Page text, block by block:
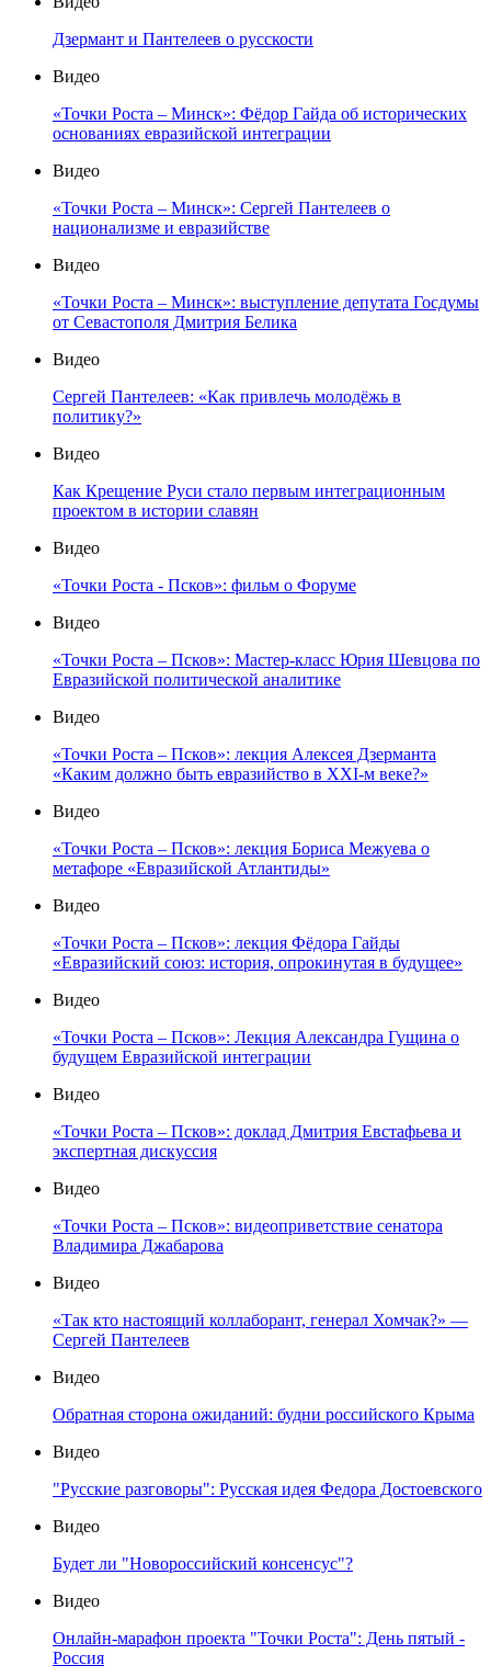
Дзермант и Пантелеев о русскости
Видео
«Точки Роста – Минск»: Фёдор Гайда об исторических
основаниях евразийской интеграции
Видео
«Точки Роста – Минск»: Сергей Пантелеев о
национализме и евразийстве
Видео
«Точки Роста – Минск»: выступление депутата Госдумы
от Севастополя Дмитрия Белика
Видео
Сергей Пантелеев: «Как привлечь молодёжь в
политику?»
Видео
Как Крещение Руси стало первым интеграционным
проектом в истории славян
Видео
«Точки Роста - Псков»: фильм о Форуме
Видео
«Точки Роста – Псков»: Мастер-класс Юрия Шевцова по
Евразийской политической аналитике
Видео
«Точки Роста – Псков»: лекция Алексея Дзерманта
«Каким должно быть евразийство в XXI-м веке?»
Видео
«Точки Роста – Псков»: лекция Бориса Межуева о
метафоре «Евразийской Атлантиды»
Видео
«Точки Роста – Псков»: лекция Фёдора Гайды
«Евразийский союз: история, опрокинутая в будущее»
Видео
«Точки Роста – Псков»: Лекция Александра Гущина о
будущем Евразийской интеграции
Видео
«Точки Роста – Псков»: доклад Дмитрия Евстафьева и
экспертная дискуссия
Видео
«Точки Роста – Псков»: видеоприветствие сенатора
Владимира Джабарова
Видео
«Так кто настоящий коллаборант, генерал Хомчак?» —
Сергей Пантелеев
Видео
Обратная сторона ожиданий: будни российского Крыма
Видео
"Русские разговоры": Русская идея Федора Достоевского
Видео
Будет ли "Новороссийский консенсус"?
Видео
Онлайн-марафон проекта "Точки Роста": День пятый -
Россия